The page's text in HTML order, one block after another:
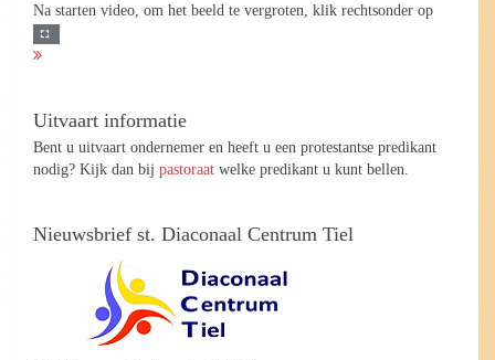
Na starten video, om het beeld te vergroten, klik rechtsonder op
Uitvaart informatie
Bent u uitvaart ondernemer en heeft u een protestantse predikant
nodig? Kijk dan bij pastoraat welke predikant u kunt bellen.
Nieuwsbrief st. Diaconaal Centrum Tiel